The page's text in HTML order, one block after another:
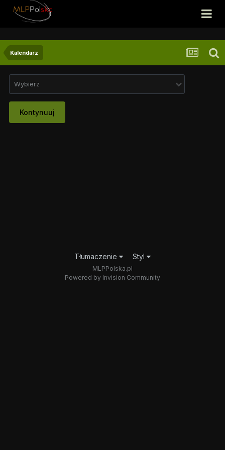
Kalendarz
Wybierz
Kontynuuj
Tłumaczenie Styl
MLPPolska.pl
Powered by Invision Community